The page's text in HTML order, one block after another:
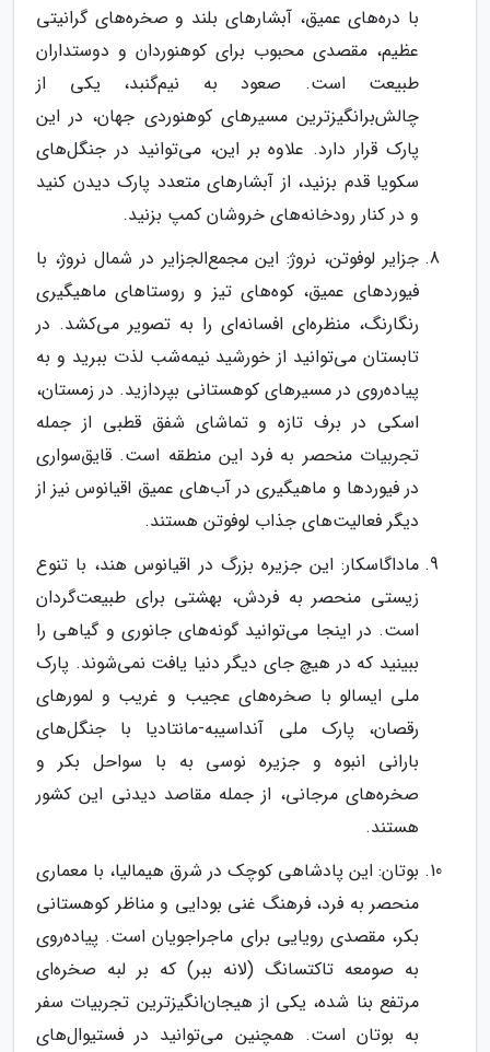
با دره‌های عمیق، آبشارهای بلند و صخره‌های گرانیتی
عظیم، مقصدی محبوب برای کوهنوردان و دوستداران
طبیعت است. صعود به نیم‌گنبد، یکی از
چالش‌برانگیزترین مسیرهای کوهنوردی جهان، در این
پارک قرار دارد. علاوه بر این، می‌توانید در جنگل‌های
سکویا قدم بزنید، از آبشارهای متعدد پارک دیدن کنید
و در کنار رودخانه‌های خروشان کمپ بزنید.
جزایر لوفوتن، نروژ: این مجمع‌الجزایر در شمال نروژ، با
فیوردهای عمیق، کوه‌های تیز و روستاهای ماهیگیری
رنگارنگ، منظره‌ای افسانه‌ای را به تصویر می‌کشد. در
تابستان می‌توانید از خورشید نیمه‌شب لذت ببرید و به
پیاده‌روی در مسیرهای کوهستانی بپردازید. در زمستان،
اسکی در برف تازه و تماشای شفق قطبی از جمله
تجربیات منحصر به فرد این منطقه است. قایق‌سواری
در فیوردها و ماهیگیری در آب‌های عمیق اقیانوس نیز از
دیگر فعالیت‌های جذاب لوفوتن هستند.
ماداگاسکار: این جزیره بزرگ در اقیانوس هند، با تنوع
زیستی منحصر به فردش، بهشتی برای طبیعت‌گردان
است. در اینجا می‌توانید گونه‌های جانوری و گیاهی را
ببینید که در هیچ جای دیگر دنیا یافت نمی‌شوند. پارک
ملی ایسالو با صخره‌های عجیب و غریب و لمورهای
رقصان، پارک ملی آنداسیبه-مانتادیا با جنگل‌های
بارانی انبوه و جزیره نوسی به با سواحل بکر و
صخره‌های مرجانی، از جمله مقاصد دیدنی این کشور
هستند.
بوتان: این پادشاهی کوچک در شرق هیمالیا، با معماری
منحصر به فرد، فرهنگ غنی بودایی و مناظر کوهستانی
بکر، مقصدی رویایی برای ماجراجویان است. پیاده‌روی
به صومعه تاکتسانگ (لانه ببر) که بر لبه صخره‌ای
مرتفع بنا شده، یکی از هیجان‌انگیزترین تجربیات سفر
به بوتان است. همچنین می‌توانید در فستیوال‌های